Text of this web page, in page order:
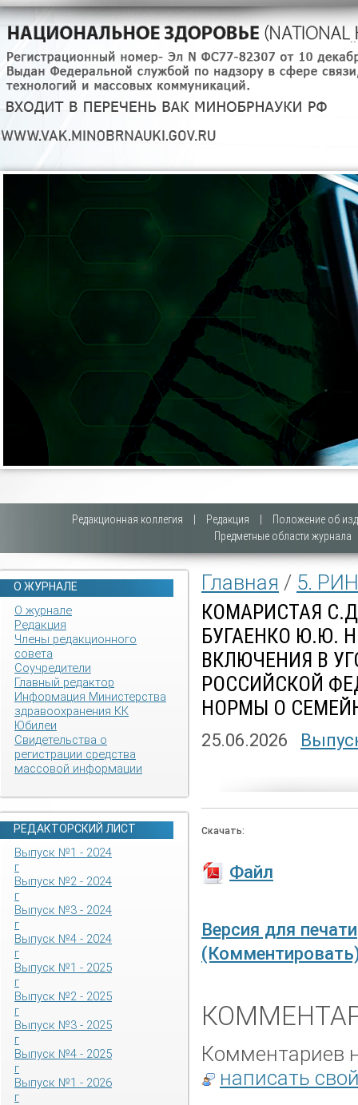
Редакционная коллегия Редакция
Положение об
Предметные области журнала
О ЖУРНАЛЕ
О журнале
Редакция
Члены редакционного
совета
Соучредители
Главный редактор
Информация Министерства
здравоохранения КК
Юбилеи
Свидетельства о
регистрации средства
массовой информации
РЕДАКТОРСКИЙ ЛИСТ
Выпуск №1 - 2024
г
Выпуск №2 - 2024
г
Выпуск №3 - 2024
г
Выпуск №4 - 2024
г
Выпуск №1 - 2025
г
Выпуск №2 - 2025
г
Выпуск №3 - 2025
г
Выпуск №4 - 2025
г
Выпуск №1 - 2026
г
Главная / 5.
КОМАРИСТАЯ
БУГАЕНКО Ю.Ю.
ВКЛЮЧЕНИЯ В
РОССИЙСКОЙ
НОРМЫ О
25.06.2026
Скачать:
Файл
Версия для печати
Комментариев
написать